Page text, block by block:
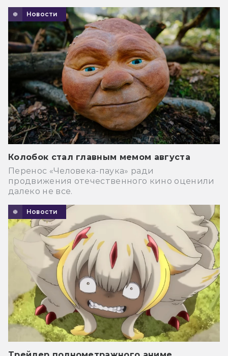
Новости
Колобок стал главным мемом августа
Перенос «Человека-паука» ради
продвижения отечественного кино оценили
далеко не все.
Новости